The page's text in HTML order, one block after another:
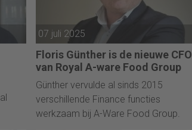
07 juli 2025
Floris Günther is de nieuwe CFO
van Royal A-ware Food Group
Günther vervulde al sinds 2015
verschillende Finance functies
werkzaam bij A-Ware Food Group.